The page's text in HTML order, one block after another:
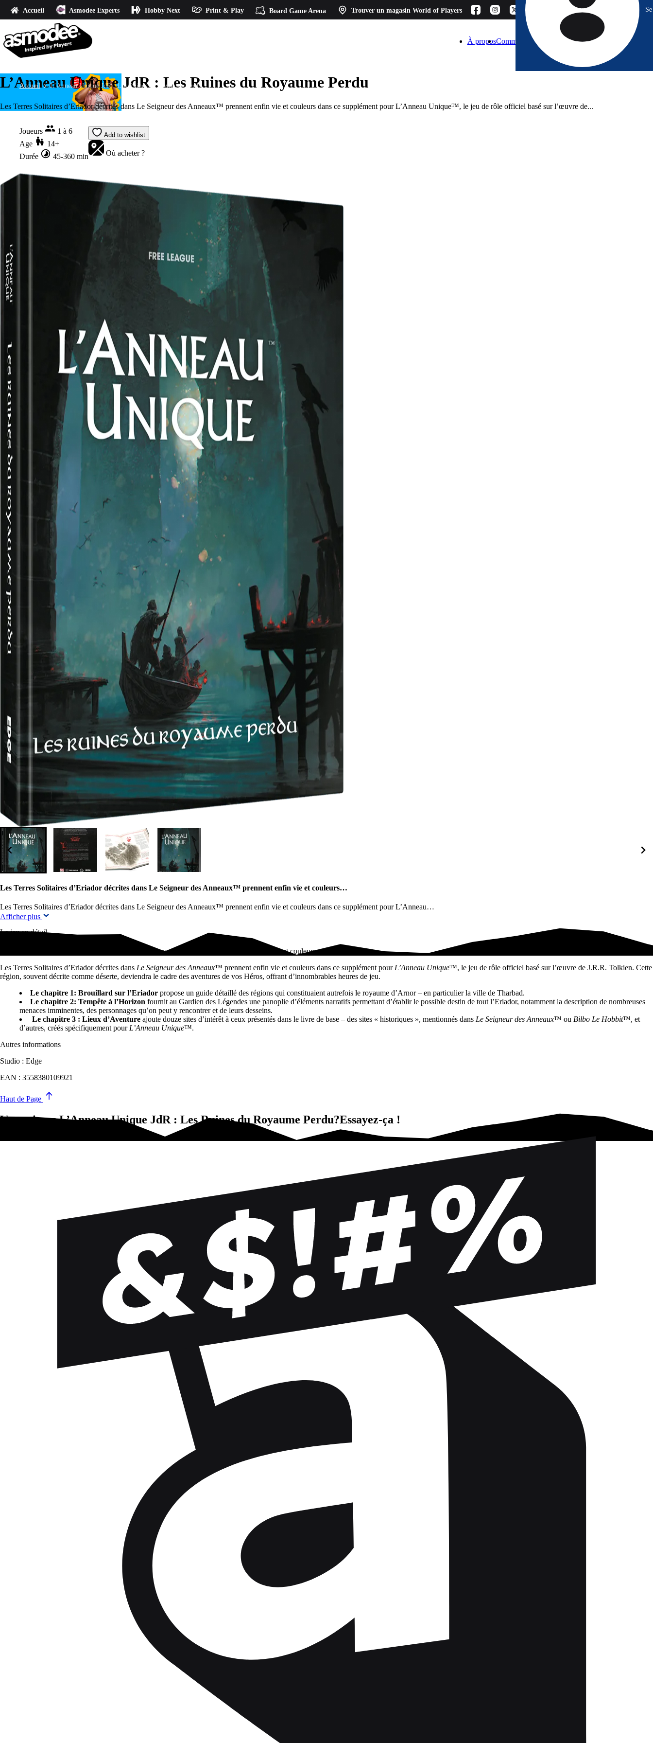
Accueil Asmodee Experts Hobby Next Print & Play Board Game Arena Trouver un magasin World of Players
À proposComment choisir ? BlogEspace Pro Contact
Accueil L’Anneau Unique JdR : Les Ruines du Royaume Perdu
L’Anneau Unique JdR : Les Ruines du Royaume Perdu
Les Terres Solitaires d’Eriador décrites dans Le Seigneur des Anneaux™ prennent enfin vie et couleurs dans ce supplément pour L’Anneau Unique™, le jeu de rôle officiel basé sur l’œuvre de...
Joueurs
1 à 6
Age
14+
Durée
45-360 min
Add to wishlist
Où acheter ?
Les Terres Solitaires d’Eriador décrites dans Le Seigneur des Anneaux™ prennent enfin vie et couleurs…
Les Terres Solitaires d’Eriador décrites dans Le Seigneur des Anneaux™ prennent enfin vie et couleurs dans ce supplément pour L’Anneau…
Afficher plus
Le jeu en détail
Les Terres Solitaires d’Eriador décrites dans Le Seigneur des Anneaux™ prennent enfin vie et couleurs…
Les Terres Solitaires d’Eriador décrites dans Le Seigneur des Anneaux™ prennent enfin vie et couleurs dans ce supplément pour L’Anneau Unique™, le jeu de rôle officiel basé sur l’œuvre de J.R.R. Tolkien. Cette
région, souvent décrite comme déserte, deviendra le cadre des aventures de vos Héros, offrant d’innombrables heures de jeu.
Le chapitre 1­: Brouillard sur l’Eriador propose un guide détaillé des régions qui constituaient autrefois le royaume d’Arnor –­ en particulier la ville de Tharbad.
Le chapitre 2­: Tempête à l’Horizon fournit au Gardien des Légendes une panoplie d’éléments narratifs permettant d’établir le possible destin de tout l’Eriador, notamment la description de nombreuses
menaces imminentes, des personnages qu’on peut y rencontrer et de leurs desseins.
Le chapitre 3­ : Lieux d’Aventure ajoute douze sites d’intérêt à ceux présentés dans le livre de base – ­des sites « ­historiques­ », mentionnés dans Le Seigneur des Anneaux™ ou Bilbo Le Hobbit™, et
d’autres, créés spécifiquement pour L’Anneau Unique™.
Autres informations
Studio : Edge
EAN : 3558380109921
Haut de Page
Vous aimez L’Anneau Unique JdR : Les Ruines du Royaume Perdu?Essayez-ça !